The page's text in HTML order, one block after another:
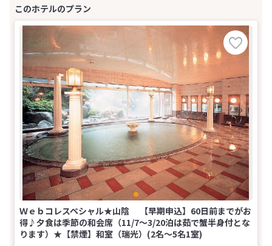
Ｗｅｂコレスペシャル★山陰 【早期申込】60日前までがお
得♪夕食は季節の和会席（11/7～3/20泊は茹で蟹半身付とな
ります）★【禁煙】和室（瑞光）(2名～5名1室)